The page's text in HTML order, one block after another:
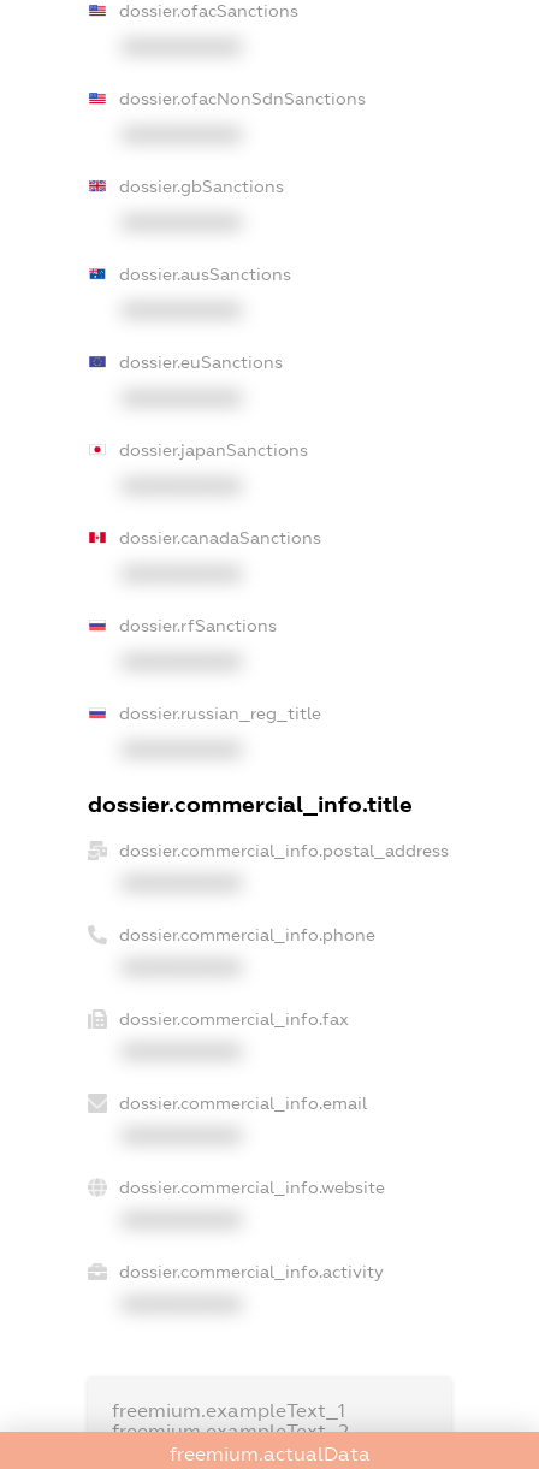
dossier.ofacSanctions
dossier.ofacNonSdnSanctions
dossier.gbSanctions
dossier.ausSanctions
dossier.euSanctions
dossier.japanSanctions
dossier.canadaSanctions
dossier.rfSanctions
dossier.russian_reg_title
dossier.commercial_info.title
dossier.commercial_info.postal_address
dossier.commercial_info.phone
dossier.commercial_info.fax
dossier.commercial_info.email
dossier.commercial_info.website
dossier.commercial_info.activity
freemium.exampleText_1
freemium.exampleText_2
freemium.anonymousPerSearch2
freemium.actualData